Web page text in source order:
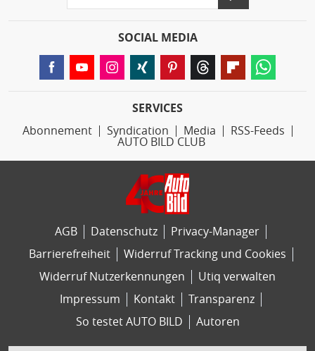
SOCIAL MEDIA
SERVICES
Abonnement
Syndication Media
RSS-Feeds
AUTO BILD CLUB
AGB Datenschutz
Privacy-Manager
Barrierefreiheit
Widerruf Tracking und Cookies
Widerruf Nutzerkennungen
Utiq verwalten
Impressum
Kontakt
Transparenz
So testet AUTO BILD
Autoren